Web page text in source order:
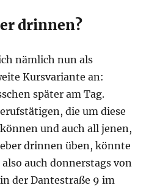
drinnen?
nämlich nun als
Kursvariante an:
später am Tag.
die um diese
und auch all jenen,
drinnen üben, könnte
auch donnerstags von
der Dantestraße 9 im